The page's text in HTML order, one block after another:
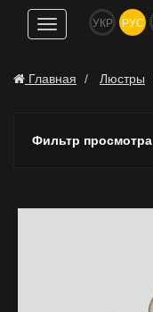
Показать
навигацию
УКР РУС
Главная Люстры
Фильтр просмотра